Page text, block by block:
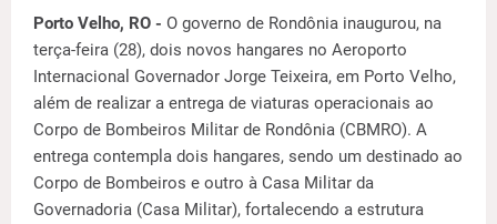
Porto Velho, RO - O governo de Rondônia inaugurou, na
terça-feira (28), dois novos hangares no Aeroporto
Internacional Governador Jorge Teixeira, em Porto Velho,
além de realizar a entrega de viaturas operacionais ao
Corpo de Bombeiros Militar de Rondônia (CBMRO). A
entrega contempla dois hangares, sendo um destinado ao
Corpo de Bombeiros e outro à Casa Militar da
Governadoria (Casa Militar), fortalecendo a estrutura